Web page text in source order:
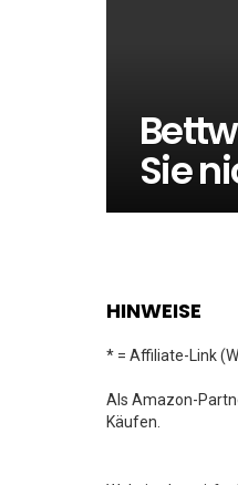
Sie
HINWEISE
* = Affiliate-Link
Als Amazon-
Käufen.